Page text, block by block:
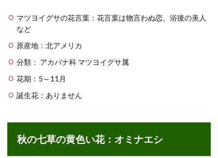
マツヨイグサの花言葉：花言葉は物言わぬ恋、浴後の美人
など
原産地：北アメリカ
分類： アカバナ科 マツヨイグサ属
花期：5～11月
誕生花：ありません
秋の七草の黄色い花：オミナエシ